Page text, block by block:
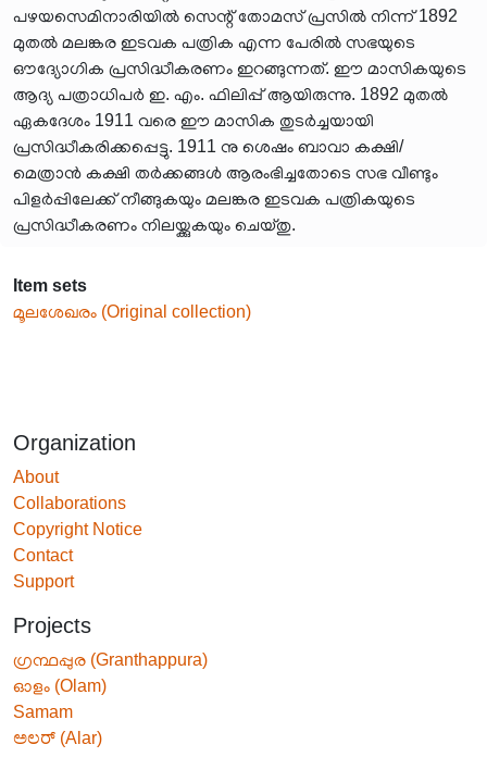
പഴയസെമിനാരിയിൽ സെന്റ് തോമസ് പ്രസിൽ നിന്ന് 1892
മുതൽ മലങ്കര ഇടവക പത്രിക എന്ന പേരിൽ സഭയുടെ
ഔദ്യോഗിക പ്രസിദ്ധീകരണം ഇറങ്ങുന്നത്. ഈ മാസികയുടെ
ആദ്യ പത്രാധിപർ ഇ. എം. ഫിലിപ്പ് ആയിരുന്നു. 1892 മുതൽ
ഏകദേശം 1911 വരെ ഈ മാസിക തുടർച്ചയായി
പ്രസിദ്ധീകരിക്കപ്പെട്ടു. 1911 നു ശെഷം ബാവാ കക്ഷി/
മെത്രാൻ കക്ഷി തർക്കങ്ങൾ ആരംഭിച്ചതോടെ സഭ വീണ്ടും
പിളർപ്പിലേക്ക് നീങ്ങുകയും മലങ്കര ഇടവക പത്രികയുടെ
പ്രസിദ്ധീകരണം നിലയ്ക്കുകയും ചെയ്തു.
Item sets
മൂലശേഖരം (Original collection)
Organization
About
Collaborations
Copyright Notice
Contact
Support
Projects
ഗ്രന്ഥപ്പുര (Granthappura)
ഓളം (Olam)
Samam
ಅಲರ್ (Alar)